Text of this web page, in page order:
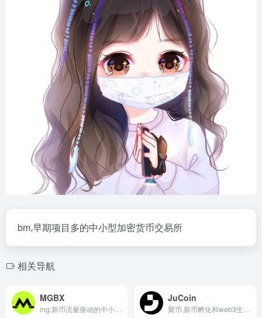
bm,早期项目多的中小型加密货币交易所
相关导航
MGBX JuCoin